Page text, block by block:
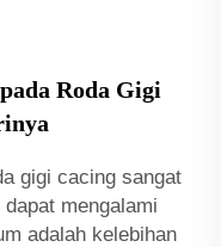
Roda Gigi
gigi cacing sangat
mengalami
adalah kelebihan